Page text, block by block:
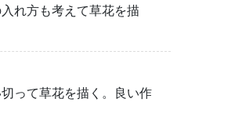
れ方も考えて草花を描
って草花を描く。良い作